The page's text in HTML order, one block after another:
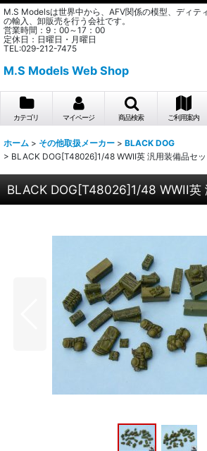
M.S Modelsは世界中から、AFV関係の模型、ディテ
の輸入、卸販売を行う会社です。
営業時間：9：00～17：00
定休日：日曜日・月曜日
TEL:029-212-7475
M.S Models Web Shop
カテゴリ マイページ 商品検索 ご利用案内
ホーム > その他取扱メーカー > BLACK DOG
> BLACK DOG[T48026]1/48 WWII英 汎用装備品セッ
BLACK DOG[T48026]1/48 WWII英